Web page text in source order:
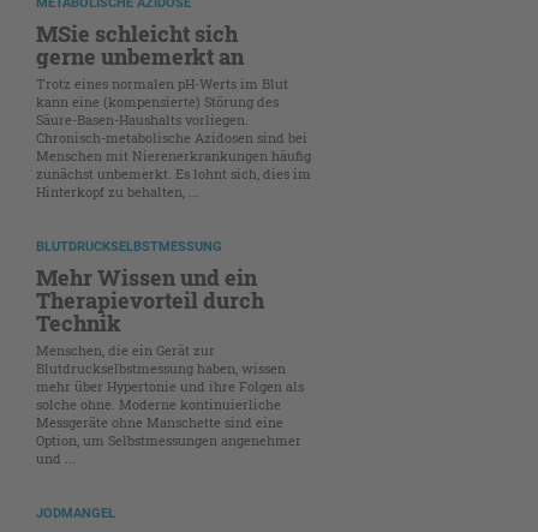
MSie schleicht sich
gerne unbemerkt an
Trotz eines normalen pH-Werts im Blut
kann eine (kompensierte) Störung des
Säure-Basen-Haushalts vorliegen.
Chronisch-metabolische Azidosen sind bei
Menschen mit Nierenerkrankungen häufig
zunächst unbemerkt. Es lohnt sich, dies im
Hinterkopf zu behalten, ...
BLUTDRUCKSELBSTMESSUNG
Mehr Wissen und ein
Therapievorteil durch
Technik
Menschen, die ein Gerät zur
Blutdruckselbstmessung haben, wissen
mehr über Hypertonie und ihre Folgen als
solche ohne. Moderne kontinuierliche
Messgeräte ohne Manschette sind eine
Option, um Selbstmessungen angenehmer
und ...
JODMANGEL